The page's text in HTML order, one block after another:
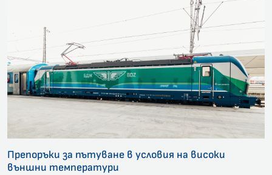
Препоръки за пътуване в условия на високи
външни температури